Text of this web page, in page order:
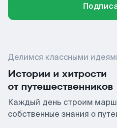
Делимся классными
Истории и хитрости
от путешественников
Каждый день строим
собственные знания о